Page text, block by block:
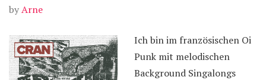
byArne
Ich bin im französischen Oi
Punk mit melodischen
Background Singalongs